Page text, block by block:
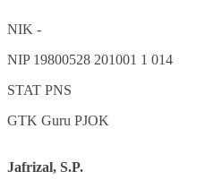
NIK -
NIP 19800528 201001 1 014
STAT PNS
GTK Guru PJOK
Jafrizal, S.P.